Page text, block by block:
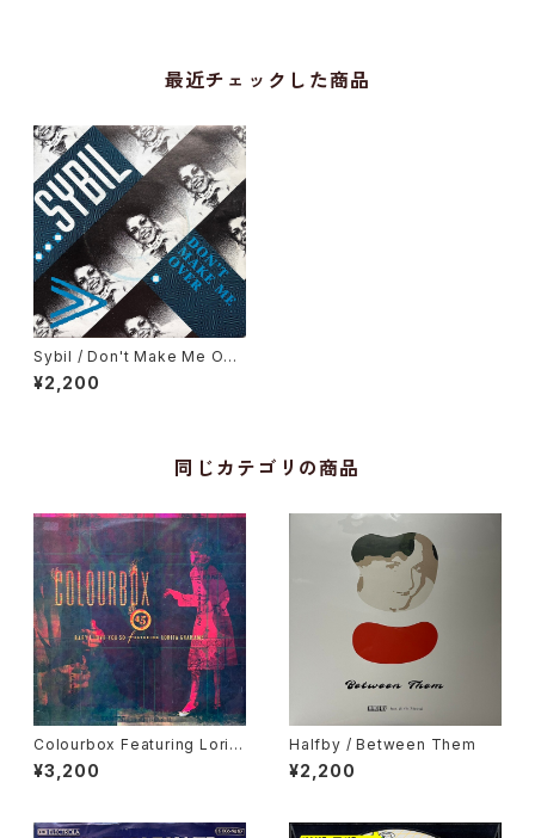
最近チェックした商品
Sybil / Don't Make Me Ove
r¥2,200
同じカテゴリの商品
Colourbox Featuring Lorita
Grahame / Baby I Love You
So
¥3,200
Halfby / Between Them
¥2,200